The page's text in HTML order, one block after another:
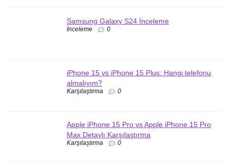
Samsung Galaxy S24 İnceleme
İnceleme 0
iPhone 15 vs iPhone 15 Plus: Hangi telefonu
almalıyım?
Karşılaştırma 0
Apple iPhone 15 Pro vs Apple iPhone 15 Pro
Max Detaylı Karşılaştırma
Karşılaştırma 0